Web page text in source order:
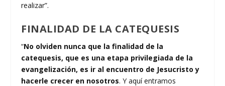
realizar”.
FINALIDAD DE LA CATEQUESIS
“No olviden nunca que la finalidad de la
catequesis, que es una etapa privilegiada de la
evangelización, es ir al encuentro de Jesucristo y
hacerle crecer en nosotros. Y aquí entramos